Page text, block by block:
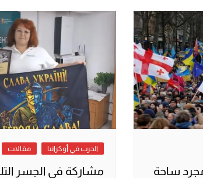
ساحة
الحرب في أوكرانيا مقالات
مشاركة في الجسر